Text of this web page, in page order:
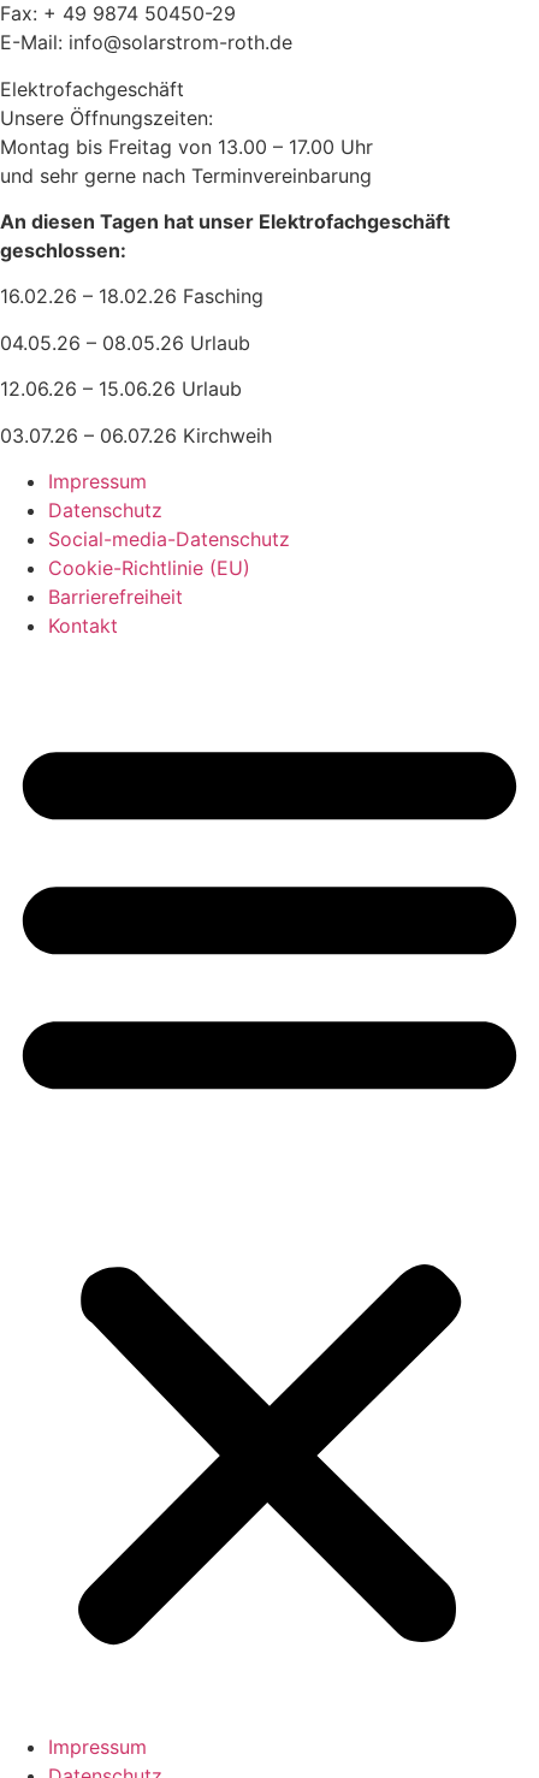
Fax: + 49 9874 50450-29
E-Mail: info@solarstrom-roth.de
Elektrofachgeschäft
Unsere Öffnungszeiten:
Montag bis Freitag von 13.00 – 17.00 Uhr
und sehr gerne nach Terminvereinbarung
An diesen Tagen hat unser Elektrofachgeschäft
geschlossen:
16.02.26 – 18.02.26 Fasching
04.05.26 – 08.05.26 Urlaub
12.06.26 – 15.06.26 Urlaub
03.07.26 – 06.07.26 Kirchweih
Impressum
Datenschutz
Social-media-Datenschutz
Cookie-Richtlinie (EU)
Barrierefreiheit
Kontakt
Impressum